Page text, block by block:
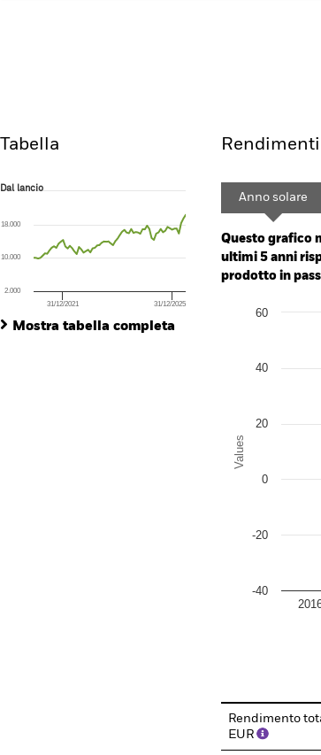
Tabella
Dal lancio
The chart has 1 X axis displaying Time. Range: 2020-11-30
The chart has 1 Y axis displaying values. Range: -80 to 160.
Dal lancio
31/12/2021 31/12/2025
2.000
10.000
18.000
Mostra tabella completa
Rendimenti
Anno solare
Questo grafico
ultimi 5 anni
prodotto in
Bar chart with 2
Values
-40
-20
0
20
40
60
Rendimento
EUR